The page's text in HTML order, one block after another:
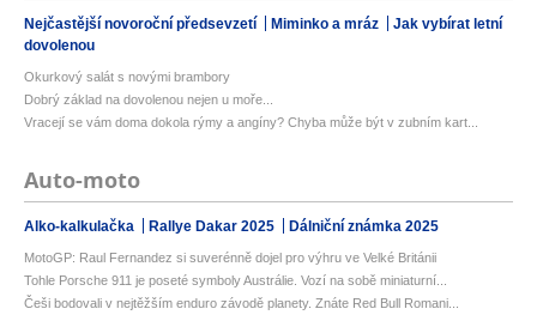
Nejčastější novoroční předsevzetí Miminko a mráz
Jak vybírat letní
dovolenou
Okurkový salát s novými brambory
Dobrý základ na dovolenou nejen u moře...
Vracejí se vám doma dokola rýmy a angíny? Chyba může být v zubním kart...
Auto-moto
Alko-kalkulačka Rallye Dakar 2025 Dálniční známka 2025
MotoGP: Raul Fernandez si suverénně dojel pro výhru ve Velké Británii
Tohle Porsche 911 je poseté symboly Austrálie. Vozí na sobě miniaturní...
Češi bodovali v nejtěžším enduro závodě planety. Znáte Red Bull Romani...